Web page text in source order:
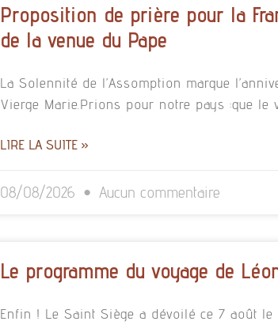
Proposition de prière pour la
de la venue du Pape
La Solennité de l’Assomption marque
Vierge Marie.Prions pour notre pays :que le
LIRE LA SUITE »
08/08/2026 Aucun commentaire
Le programme du voyage de
Enfin ! Le Saint Siège a dévoilé ce 7 août